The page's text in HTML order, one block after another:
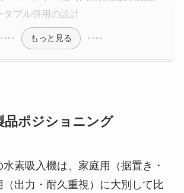
タブル併用の設計
もっと見る
品ポジショニング
素吸入機は、家庭用（据置き・
出力・耐久重視）に大別して比